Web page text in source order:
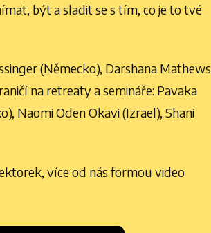
být a sladit se s tím, co je to tvé
(Německo), Darshana Mathews
na retreaty a semináře: Pavaka
Naomi Oden Okavi (Izrael), Shani
více od nás formou video